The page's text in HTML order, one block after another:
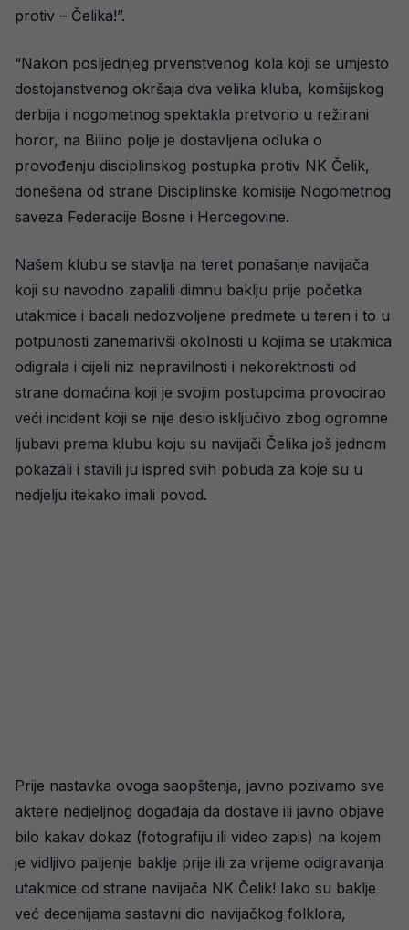
protiv – Čelika!”.
“Nakon posljednjeg prvenstvenog kola koji se umjesto
dostojanstvenog okršaja dva velika kluba, komšijskog
derbija i nogometnog spektakla pretvorio u režirani
horor, na Bilino polje je dostavljena odluka o
provođenju disciplinskog postupka protiv NK Čelik,
donešena od strane Disciplinske komisije Nogometnog
saveza Federacije Bosne i Hercegovine.
Našem klubu se stavlja na teret ponašanje navijača
koji su navodno zapalili dimnu baklju prije početka
utakmice i bacali nedozvoljene predmete u teren i to u
potpunosti zanemarivši okolnosti u kojima se utakmica
odigrala i cijeli niz nepravilnosti i nekorektnosti od
strane domaćina koji je svojim postupcima provocirao
veći incident koji se nije desio isključivo zbog ogromne
ljubavi prema klubu koju su navijači Čelika još jednom
pokazali i stavili ju ispred svih pobuda za koje su u
nedjelju itekako imali povod.
Prije nastavka ovoga saopštenja, javno pozivamo sve
aktere nedjeljnog događaja da dostave ili javno objave
bilo kakav dokaz (fotografiju ili video zapis) na kojem
je vidljivo paljenje baklje prije ili za vrijeme odigravanja
utakmice od strane navijača NK Čelik! Iako su baklje
već decenijama sastavni dio navijačkog folklora,